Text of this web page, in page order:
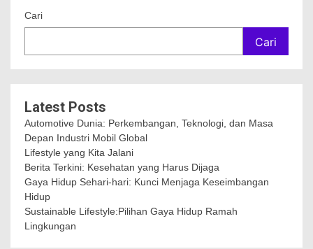
Cari
Cari
Latest Posts
Automotive Dunia: Perkembangan, Teknologi, dan Masa
Depan Industri Mobil Global
Lifestyle yang Kita Jalani
Berita Terkini: Kesehatan yang Harus Dijaga
Gaya Hidup Sehari-hari: Kunci Menjaga Keseimbangan
Hidup
Sustainable Lifestyle:Pilihan Gaya Hidup Ramah
Lingkungan